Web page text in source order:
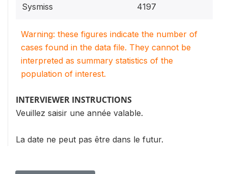
Sysmiss 4197
Warning: these figures indicate the number of
cases found in the data file. They cannot be
interpreted as summary statistics of the
population of interest.
INTERVIEWER INSTRUCTIONS
Veuillez saisir une année valable.
La date ne peut pas être dans le futur.